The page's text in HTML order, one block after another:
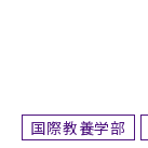
国際教養学部